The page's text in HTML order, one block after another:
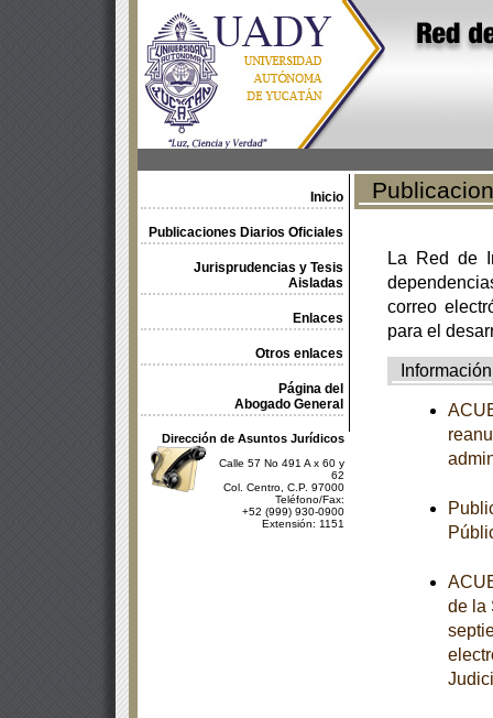
Inicio
Publicaciones Diarios Oficiales
Jurisprudencias y Tesis
Aisladas
Enlaces
Otros enlaces
Página del
Abogado General
Dirección de Asuntos Jurídicos
Calle 57 No 491 A x 60 y
62
Col. Centro, C.P. 97000
Teléfono/Fax:
+52 (999) 930-0900
Extensión: 1151
La Red de
correo
para el
Información
de la